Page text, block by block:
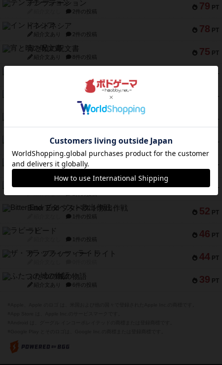
79 PT
テンプテーション
2件の投稿
78 PT
インドネシア
紹介文あり 2件の投稿
75 PT
宵と暁の呪文書
紹介文あり 8件の投稿
PT
9件の投稿
PT
1件の投稿
PT
PT
スペクタキュラー
PT
スモールワールド
紹介文あり 13件の投稿
58 PT
52 PT
Bitter End ブタペスト救出作戦
1件の投稿
46 PT
ラピード
1件の投稿
44 PT
ザ・フラッフィー・ライト
39 PT
ふたつの城の物語
紹介文あり 6件の投稿